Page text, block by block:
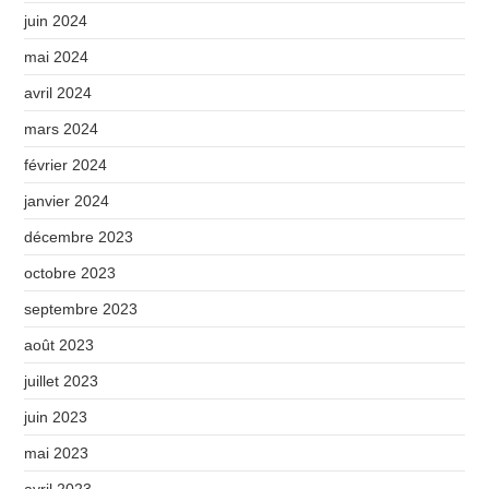
juin 2024
mai 2024
avril 2024
mars 2024
février 2024
janvier 2024
décembre 2023
octobre 2023
septembre 2023
août 2023
juillet 2023
juin 2023
mai 2023